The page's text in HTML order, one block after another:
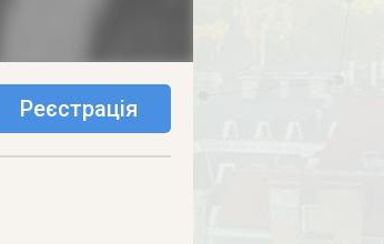
Реєстрація